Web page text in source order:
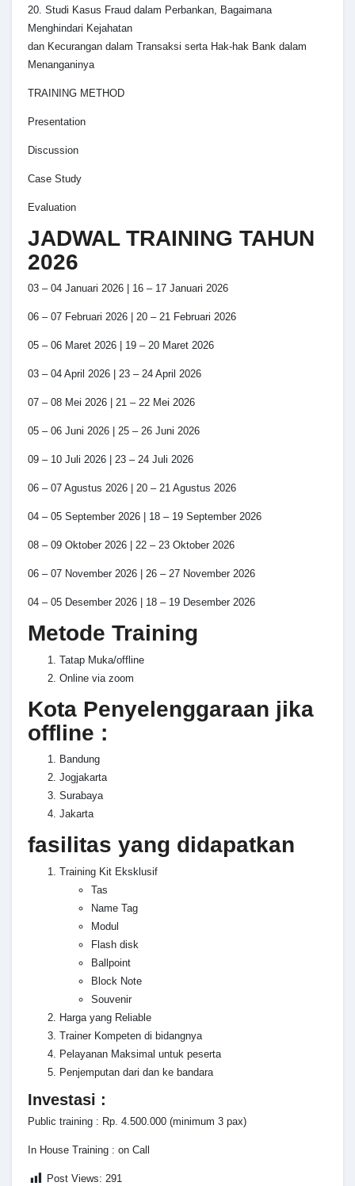
20. Studi Kasus Fraud dalam Perbankan, Bagaimana
Menghindari Kejahatan
dan Kecurangan dalam Transaksi serta Hak-hak Bank dalam
Menanganinya
TRAINING METHOD
Presentation
Discussion
Case Study
Evaluation
JADWAL TRAINING TAHUN
2026
03 – 04 Januari 2026 | 16 – 17 Januari 2026
06 – 07 Februari 2026 | 20 – 21 Februari 2026
05 – 06 Maret 2026 | 19 – 20 Maret 2026
03 – 04 April 2026 | 23 – 24 April 2026
07 – 08 Mei 2026 | 21 – 22 Mei 2026
05 – 06 Juni 2026 | 25 – 26 Juni 2026
09 – 10 Juli 2026 | 23 – 24 Juli 2026
06 – 07 Agustus 2026 | 20 – 21 Agustus 2026
04 – 05 September 2026 | 18 – 19 September 2026
08 – 09 Oktober 2026 | 22 – 23 Oktober 2026
06 – 07 November 2026 | 26 – 27 November 2026
04 – 05 Desember 2026 | 18 – 19 Desember 2026
Metode Training
Tatap Muka/offline
Online via zoom
Kota Penyelenggaraan jika
offline :
Bandung
Jogjakarta
Surabaya
Jakarta
fasilitas yang didapatkan
Training Kit Eksklusif
Tas
Name Tag
Modul
Flash disk
Ballpoint
Block Note
Souvenir
Harga yang Reliable
Trainer Kompeten di bidangnya
Pelayanan Maksimal untuk peserta
Penjemputan dari dan ke bandara
Investasi :
Public training : Rp. 4.500.000 (minimum 3 pax)
In House Training : on Call
Post Views: 291